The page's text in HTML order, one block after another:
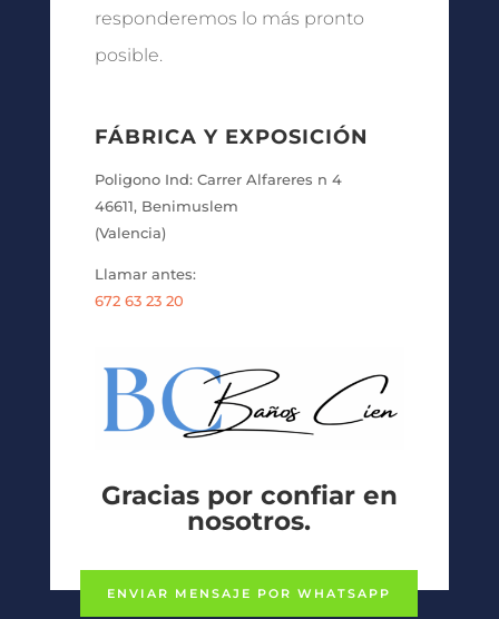
responderemos lo más pronto
posible.
FÁBRICA Y EXPOSICIÓN
Poligono Ind: Carrer Alfareres n 4
46611, Benimuslem
(Valencia)
Llamar antes:
672 63 23 20
Gracias por confiar en
nosotros.
ENVIAR MENSAJE POR WHATSAPP